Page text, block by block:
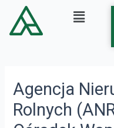
Agencja
Rolnych